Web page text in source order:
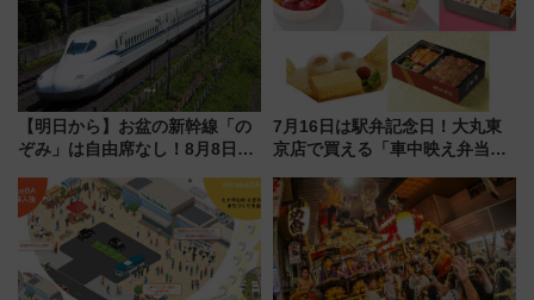
【明日から】お盆の新幹線「の
ぞみ」は自由席なし！8月8日午
せば空きが見つかることも 混
雑避ける「空席」探しのコツ
7月16日は駅弁記念日！大丸東
京店で買える「車中映え弁当」